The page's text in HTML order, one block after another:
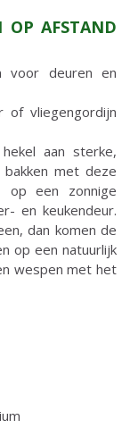
OP AFSTAND
voor deuren en
of vliegengordijn
aan sterke,
met deze
op een zonnige
en keukendeur.
dan komen de
op een natuurlijk
wespen met het